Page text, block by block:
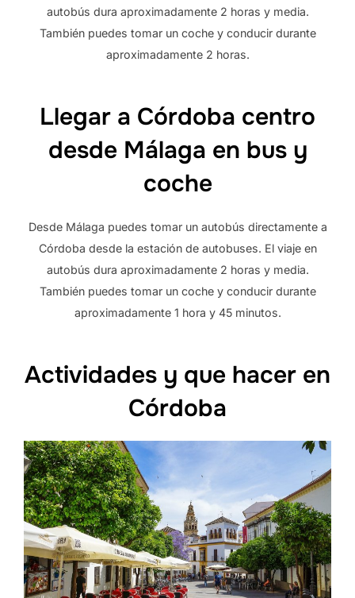
autobús dura aproximadamente 2 horas y media.
También puedes tomar un coche y conducir durante
aproximadamente 2 horas.
Llegar a Córdoba centro
desde Málaga en bus y
coche
Desde Málaga puedes tomar un autobús directamente a
Córdoba desde la estación de autobuses. El viaje en
autobús dura aproximadamente 2 horas y media.
También puedes tomar un coche y conducir durante
aproximadamente 1 hora y 45 minutos.
Actividades y que hacer en
Córdoba